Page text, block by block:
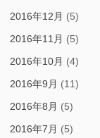
2016年12月 (5)
2016年11月 (5)
2016年10月 (4)
2016年9月 (11)
2016年8月 (5)
2016年7月 (5)